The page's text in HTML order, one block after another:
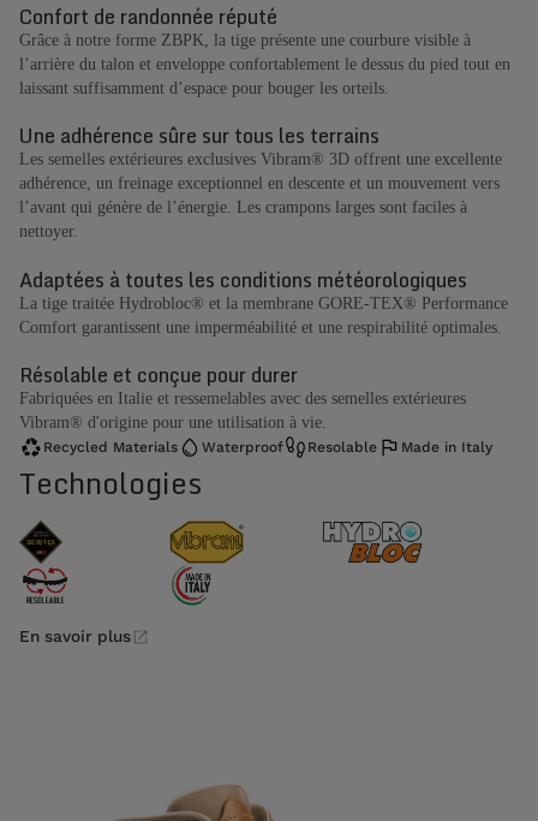
Confort de randonnée réputé
Grâce à notre forme ZBPK, la tige présente une courbure visible à
l’arrière du talon et enveloppe confortablement le dessus du pied tout en
laissant suffisamment d’espace pour bouger les orteils.
Une adhérence sûre sur tous les terrains
Les semelles extérieures exclusives Vibram® 3D offrent une excellente
adhérence, un freinage exceptionnel en descente et un mouvement vers
l’avant qui génère de l’énergie. Les crampons larges sont faciles à
nettoyer.
Adaptées à toutes les conditions météorologiques
La tige traitée Hydrobloc® et la membrane GORE-TEX® Performance
Comfort garantissent une imperméabilité et une respirabilité optimales.
Résolable et conçue pour durer
Fabriquées en Italie et ressemelables avec des semelles extérieures
Vibram® d'origine pour une utilisation à vie.
Recycled Materials Waterproof Resolable Made in Italy
Technologies
En savoir plus